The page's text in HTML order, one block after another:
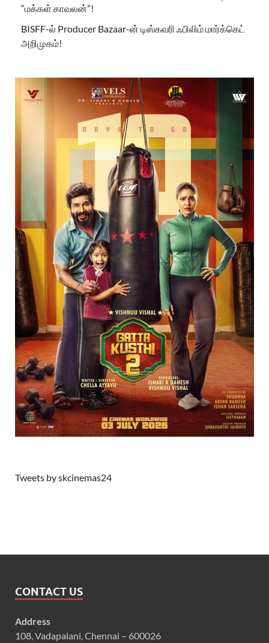
“மக்கள் காவலன்”!
BISFF-ல் Producer Bazaar-ன் டிஸ்கவரி ஃபிலிம் மார்க்கெட்
அறிமுகம்!
Tweets by skcinemas24
CONTACT US
Address
108, Vadapalani, Chennai – 600026